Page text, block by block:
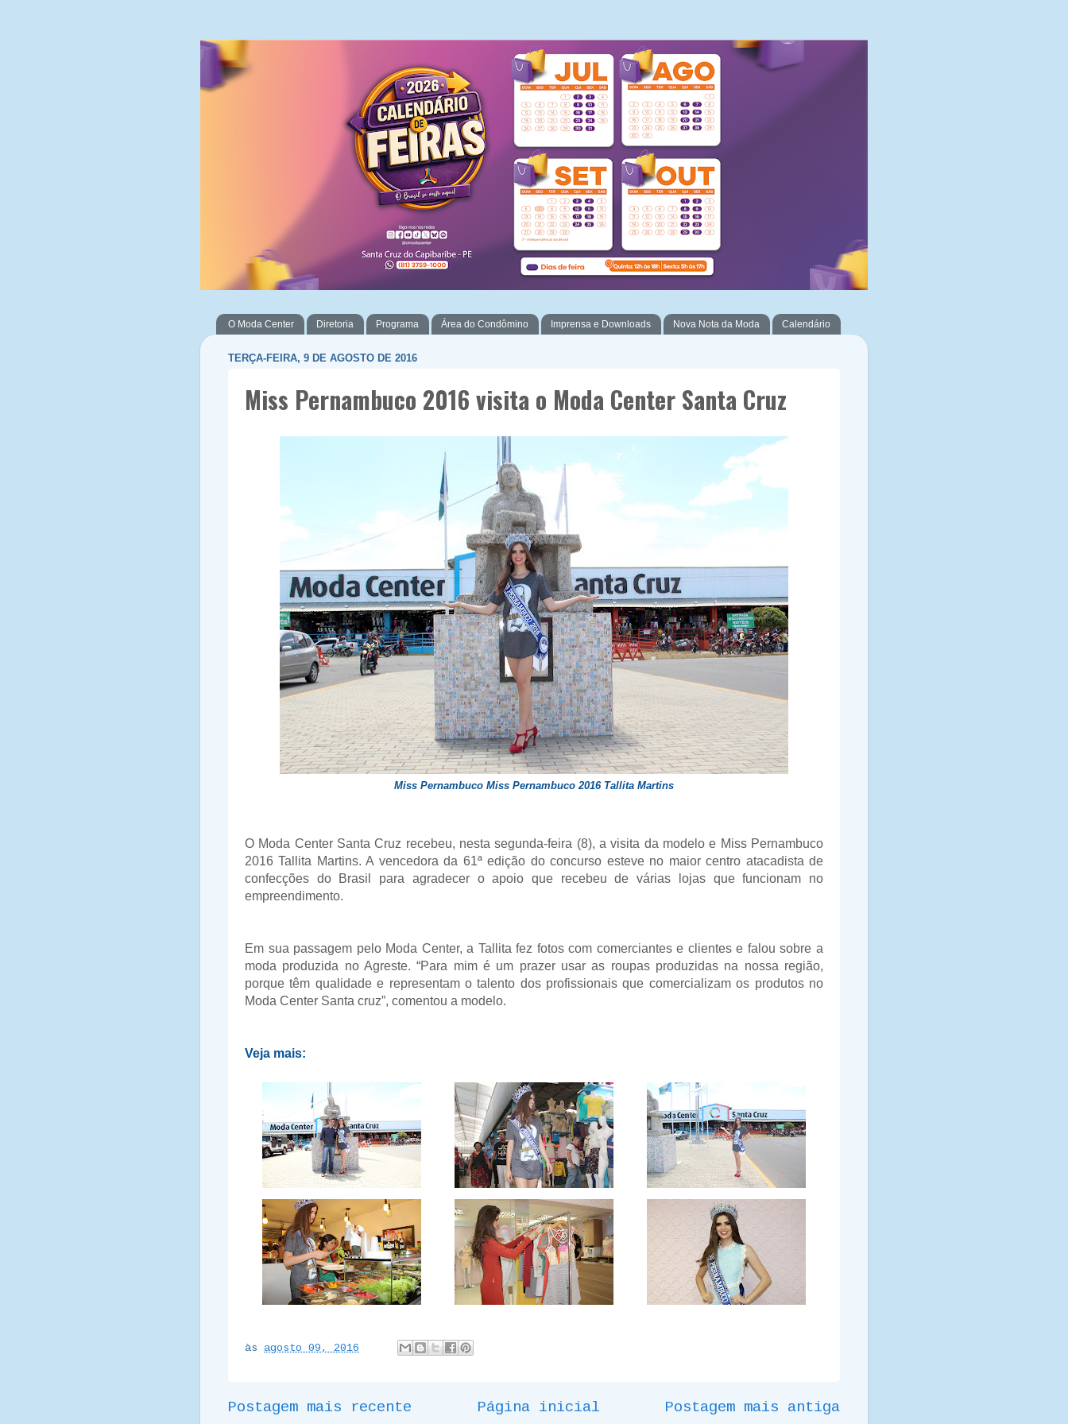
O Moda Center Diretoria Programa Área do Condômino Imprensa e Downloads Nova Nota da Moda Calendário
TERÇA-FEIRA, 9 DE AGOSTO DE 2016
Miss Pernambuco 2016 visita o Moda Center Santa Cruz
Miss Pernambuco Miss Pernambuco 2016 Tallita Martins
O Moda Center Santa Cruz recebeu, nesta segunda-feira (8), a visita da modelo e Miss Pernambuco
2016 Tallita Martins. A vencedora da 61ª edição do concurso esteve no maior centro atacadista de
confecções do Brasil para agradecer o apoio que recebeu de várias lojas que funcionam no
empreendimento.
Em sua passagem pelo Moda Center, a Tallita fez fotos com comerciantes e clientes e falou sobre a
moda produzida no Agreste. “Para mim é um prazer usar as roupas produzidas na nossa região,
porque têm qualidade e representam o talento dos profissionais que comercializam os produtos no
Moda Center Santa cruz”, comentou a modelo.
Veja mais:
às agosto 09, 2016
Postagem mais recente Postagem mais antiga
Página inicial